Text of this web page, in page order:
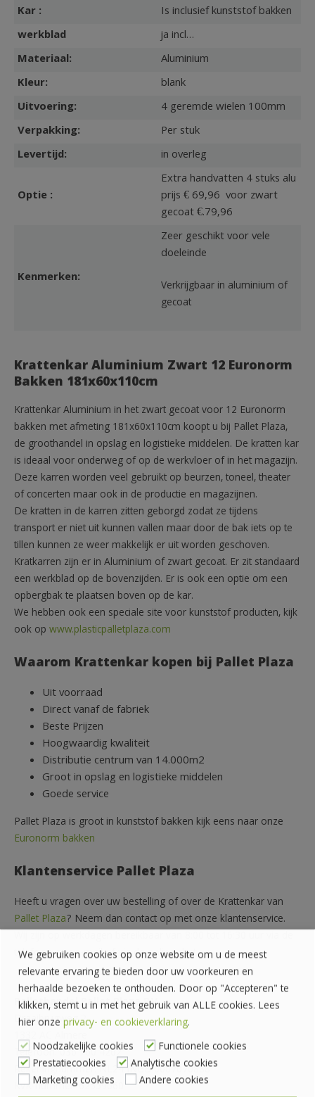
Kar :
Is inclusief kunststof bakken
werkblad
ja incl…
Materiaal:
Aluminium
Kleur:
blank
Uitvoering:
4 geremde wielen 100mm
Verpakking:
Per stuk
Levertijd:
in overleg
Optie :
Extra handvatten 4 stuks alu
prijs € 69,96 voor zwart
gecoat €.79,96
Kenmerken:
Zeer geschikt voor vele
doeleinde
Verkrijgbaar in aluminium of
gecoat
Krattenkar Aluminium Zwart 12 Euronorm
Bakken 181x60x110cm
Krattenkar Aluminium in het zwart gecoat voor 12 Euronorm
bakken met afmeting 181x60x110cm koopt u bij Pallet Plaza,
de groothandel in opslag en logistieke middelen. De kratten kar
is ideaal voor onderweg of op de werkvloer of in het magazijn.
Deze karren worden veel gebruikt op beurzen, toneel, theater
of concerten maar ook in de productie en magazijnen.
De kratten in de karren zitten geborgd zodat ze tijdens
transport er niet uit kunnen vallen maar door de bak iets op te
tillen kunnen ze weer makkelijk er uit worden geschoven.
Kratkarren zijn er in Aluminium of zwart gecoat. Er zit standaard
een werkblad op de bovenzijden. Er is ook een optie om een
opbergbak te plaatsen boven op de kar.
We hebben ook een speciale site voor kunststof producten, kijk
ook op www.plasticpalletplaza.com
Waarom Krattenkar kopen bij Pallet Plaza
Uit voorraad
Direct vanaf de fabriek
Beste Prijzen
Hoogwaardig kwaliteit
Distributie centrum van 14.000m2
Groot in opslag en logistieke middelen
Goede service
Pallet Plaza is groot in kunststof bakken kijk eens naar onze
Euronorm bakken
Klantenservice Pallet Plaza
Heeft u vragen over uw bestelling of over de Krattenkar van
Pallet Plaza? Neem dan contact op met onze klantenservice.
telefoon, per e-mail of via de online chat.
Pallethandel Pallet Plaza B.V.
Draaibrugweg 2
1332 AC Almere
Telefoon: 036 760 4262
Rekeningnummer: NL24 INGB 0007070888
KvK-nummer: 62559060
We gebruiken cookies op onze website om u de meest
relevante ervaring te bieden door uw voorkeuren en
herhaalde bezoeken te onthouden. Door op "Accepteren" te
klikken, stemt u in met het gebruik van ALLE cookies. Lees
hier onze privacy- en cookieverklaring.
Noodzakelijke cookies
Functionele cookies
Prestatiecookies
Analytische cookies
Marketing cookies
Andere cookies